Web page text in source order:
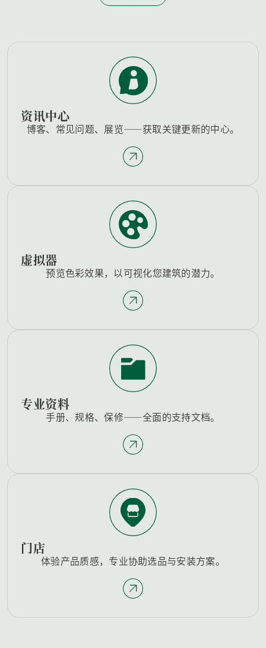
资讯中心
博客、常见问题、展览——获取关键更新的中心。
虚拟器
预览色彩效果，以可视化您建筑的潜力。
专业资料
手册、规格、保修——全面的支持文档。
门店
体验产品质感，专业协助选品与安装方案。